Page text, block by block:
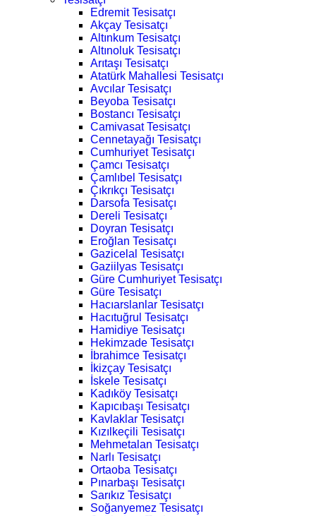
Edremit Tesisatçı
Akçay Tesisatçı
Altınkum Tesisatçı
Altınoluk Tesisatçı
Arıtaşı Tesisatçı
Atatürk Mahallesi Tesisatçı
Avcılar Tesisatçı
Beyoba Tesisatçı
Bostancı Tesisatçı
Camivasat Tesisatçı
Cennetayağı Tesisatçı
Cumhuriyet Tesisatçı
Çamcı Tesisatçı
Çamlıbel Tesisatçı
Çıkrıkçı Tesisatçı
Darsofa Tesisatçı
Dereli Tesisatçı
Doyran Tesisatçı
Eroğlan Tesisatçı
Gazicelal Tesisatçı
Gaziilyas Tesisatçı
Güre Cumhuriyet Tesisatçı
Güre Tesisatçı
Hacıarslanlar Tesisatçı
Hacıtuğrul Tesisatçı
Hamidiye Tesisatçı
Hekimzade Tesisatçı
İbrahimce Tesisatçı
İkizçay Tesisatçı
İskele Tesisatçı
Kadıköy Tesisatçı
Kapıcıbaşı Tesisatçı
Kavlaklar Tesisatçı
Kızılkeçili Tesisatçı
Mehmetalan Tesisatçı
Narlı Tesisatçı
Ortaoba Tesisatçı
Pınarbaşı Tesisatçı
Sarıkız Tesisatçı
Soğanyemez Tesisatçı